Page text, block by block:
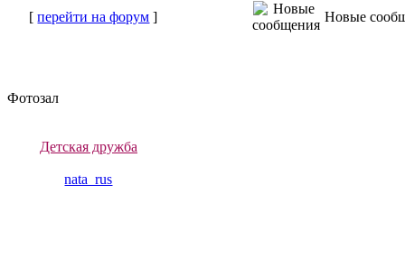
[перейти на форум ]
Фотозал
Детская дружба
nata_rus
Новые